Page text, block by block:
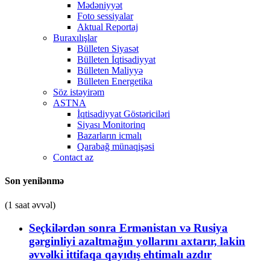
Mədəniyyət
Foto sessiyalar
Aktual Reportaj
Buraxılışlar
Bülleten Siyasət
Bülleten İqtisadiyyat
Bülleten Maliyyə
Bülleten Energetika
Söz istəyirəm
ASTNA
İqtisadiyyat Göstəriciləri
Siyası Monitorinq
Bazarların icmalı
Qarabağ münaqişəsi
Contact az
Son yenilənmə
(1 saat əvvəl)
Seçkilərdən sonra Ermənistan və Rusiya
gərginliyi azaltmağın yollarını axtarır, lakin
əvvəlki ittifaqa qayıdış ehtimalı azdır